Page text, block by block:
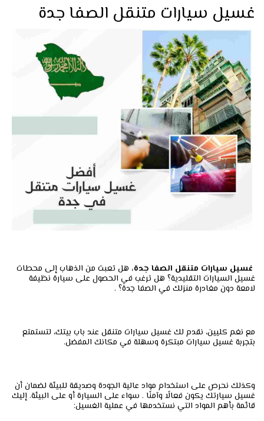
غسيل سيارات متنقل الصفا جدة
غسيل سيارات متنقل الصفا جدة، هل تعبت من الذهاب إلى محطات
غسيل السيارات التقليدية؟ هل ترغب في الحصول على سيارة نظيفة
لامعة دون مغادرة منزلك في الصفا جدة؟ .
مع نغم كليين، نقدم لك غسيل سيارات متنقل عند باب بيتك، لتستمتع
بتجربة غسيل سيارات مبتكرة وسهلة في مكانك المفضل.
وكذلك نحرص على استخدام مواد عالية الجودة وصديقة للبيئة لضمان أن
غسيل سيارتك يكون فعالًا وآمنًا . سواء على السيارة أو على البيئة. إليك
قائمة بأهم المواد التي نستخدمها في عملية الغسيل: